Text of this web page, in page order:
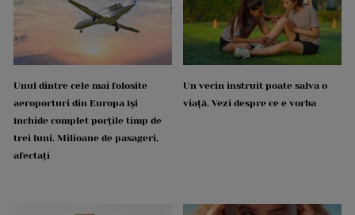
Unul dintre cele mai folosite
aeroporturi din Europa își
închide complet porțile timp de
trei luni. Milioane de pasageri,
afectați
Un vecin instruit poate salva o
viață. Vezi despre ce e vorba